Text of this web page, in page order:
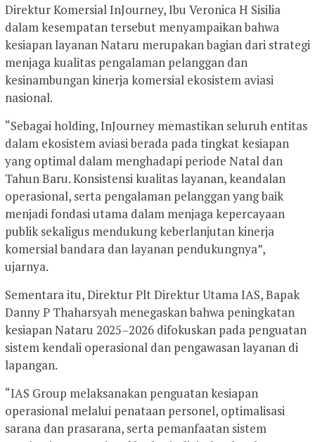
Direktur Komersial InJourney, Ibu Veronica H Sisilia
dalam kesempatan tersebut menyampaikan bahwa
kesiapan layanan Nataru merupakan bagian dari strategi
menjaga kualitas pengalaman pelanggan dan
kesinambungan kinerja komersial ekosistem aviasi
nasional.
“Sebagai holding, InJourney memastikan seluruh entitas
dalam ekosistem aviasi berada pada tingkat kesiapan
yang optimal dalam menghadapi periode Natal dan
Tahun Baru. Konsistensi kualitas layanan, keandalan
operasional, serta pengalaman pelanggan yang baik
menjadi fondasi utama dalam menjaga kepercayaan
publik sekaligus mendukung keberlanjutan kinerja
komersial bandara dan layanan pendukungnya”,
ujarnya.
Sementara itu, Direktur Plt Direktur Utama IAS, Bapak
Danny P Thaharsyah menegaskan bahwa peningkatan
kesiapan Nataru 2025–2026 difokuskan pada penguatan
sistem kendali operasional dan pengawasan layanan di
lapangan.
“IAS Group melaksanakan penguatan kesiapan
operasional melalui penataan personel, optimalisasi
sarana dan prasarana, serta pemanfaatan sistem